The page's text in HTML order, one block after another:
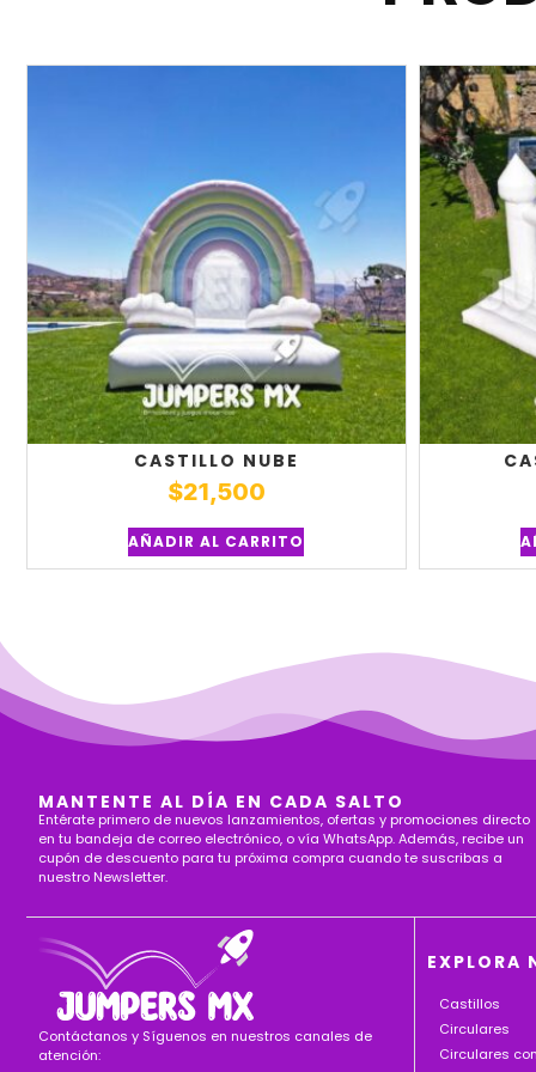
CASTILLO NUBE
$21,500
AÑADIR AL CARRITO
MANTENTE AL DÍA EN CADA SALTO
Entérate primero de nuevos lanzamientos, ofertas y promociones directo
en tu bandeja de correo electrónico, o vía WhatsApp. Además, recibe un
cupón de descuento para tu próxima compra cuando te suscribas a
nuestro Newsletter.
Contáctanos y Síguenos en nuestros canales de
atención:
EXPLORA
Castillos
Circulares
Circulares